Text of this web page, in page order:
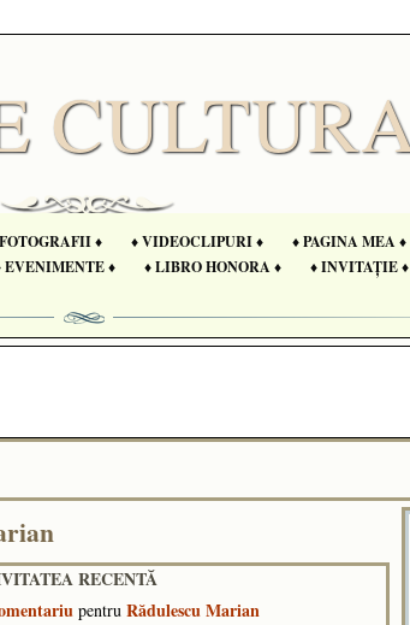
♦ ♦ VIDEOCLIPURI ♦ ♦ PAGINA MEA ♦
EVENIMENTE ♦ ♦ LIBRO HONORA ♦ ♦ INVITAȚIE ♦
RECENTĂ
pentru Rădulescu Marian